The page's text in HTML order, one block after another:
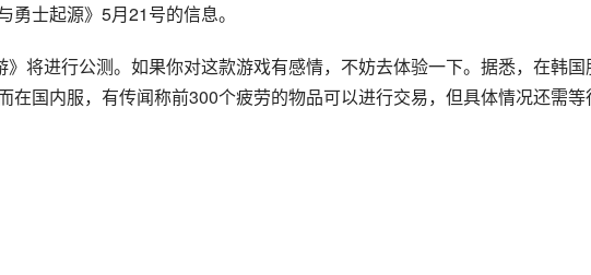
士起源》5月21号的信息。
将进行公测。如果你对这款游戏有感情，不妨去体验一下。据悉，在韩国
在国内服，有传闻称前300个疲劳的物品可以进行交易，但具体情况还需等